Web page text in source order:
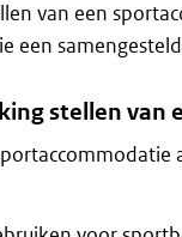
van een
een
stellen van